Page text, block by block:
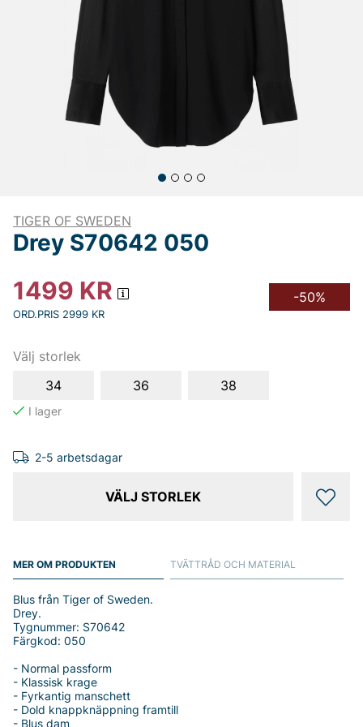
TIGER OF SWEDEN
Drey S70642 050
1499 KR
ORD.PRIS 2999 KR
-50%
Välj storlek
34
36 38
2-5 arbetsdagar
VÄLJ STORLEK
MER OM PRODUKTEN
Blus från Tiger of Sweden.
Drey.
Tygnummer: S70642
Färgkod: 050
- Normal passform
- Klassisk krage
- Fyrkantig manschett
- Dold knappknäppning framtill
- Blus dam
TVÄTTRÅD OCH MATERIAL